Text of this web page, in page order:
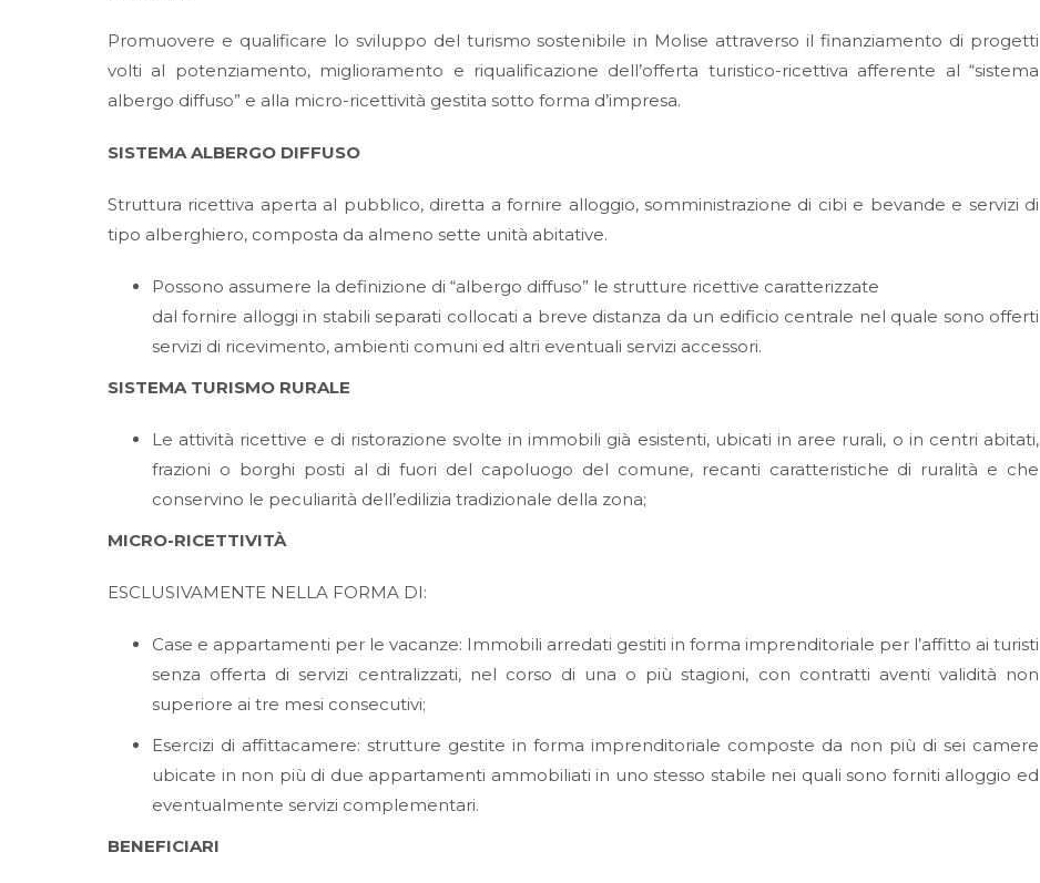
Promuovere e qualificare lo sviluppo del turismo sostenibile in Molise attraverso il finanziamento di progetti
volti al potenziamento, miglioramento e riqualificazione dell’offerta turistico-ricettiva afferente al “sistema
albergo diffuso” e alla micro-ricettività gestita sotto forma d’impresa.
SISTEMA ALBERGO DIFFUSO
Struttura ricettiva aperta al pubblico, diretta a fornire alloggio, somministrazione di cibi e bevande e servizi di
tipo alberghiero, composta da almeno sette unità abitative.
Possono assumere la definizione di “albergo diffuso” le strutture ricettive caratterizzate
dal fornire alloggi in stabili separati collocati a breve distanza da un edificio centrale nel quale sono offerti
servizi di ricevimento, ambienti comuni ed altri eventuali servizi accessori.
SISTEMA TURISMO RURALE
Le attività ricettive e di ristorazione svolte in immobili già esistenti, ubicati in aree rurali, o in centri abitati,
frazioni o borghi posti al di fuori del capoluogo del comune, recanti caratteristiche di ruralità e che
conservino le peculiarità dell’edilizia tradizionale della zona;
MICRO-RICETTIVITÀ
ESCLUSIVAMENTE NELLA FORMA DI:
Case e appartamenti per le vacanze: Immobili arredati gestiti in forma imprenditoriale per l’affitto ai turisti
senza offerta di servizi centralizzati, nel corso di una o più stagioni, con contratti aventi validità non
superiore ai tre mesi consecutivi;
Esercizi di affittacamere: strutture gestite in forma imprenditoriale composte da non più di sei camere
ubicate in non più di due appartamenti ammobiliati in uno stesso stabile nei quali sono forniti alloggio ed
eventualmente servizi complementari.
BENEFICIARI